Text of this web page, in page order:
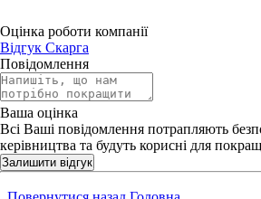
Оцінка роботи компанії
Відгук Скарга
Повідомлення
Ваша оцінка
Всі Ваші повідомлення потрапляють
керівництва та будуть корисні для
Залишити відгук